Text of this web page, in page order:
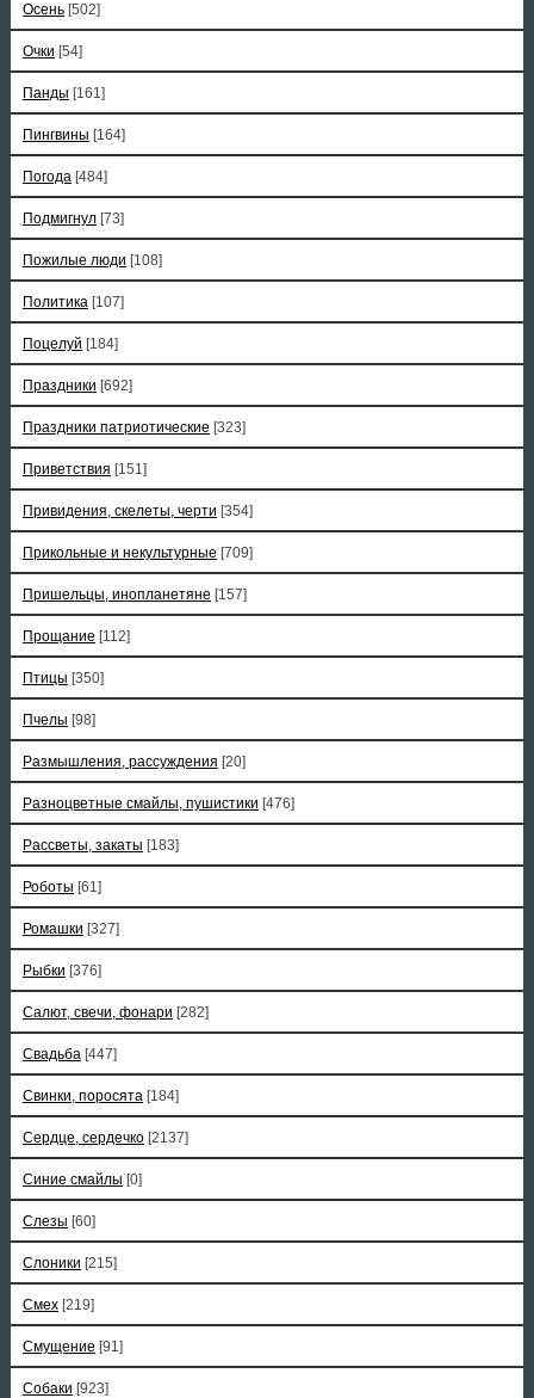
Осень [502]
Очки [54]
Панды [161]
Пингвины [164]
Погода [484]
Подмигнул [73]
Пожилые люди [108]
Политика [107]
Поцелуй [184]
Праздники [692]
Праздники патриотические [323]
Приветствия [151]
Привидения, скелеты, черти [354]
Прикольные и некультурные [709]
Пришельцы, инопланетяне [157]
Прощание [112]
Птицы [350]
Пчелы [98]
Размышления, рассуждения [20]
Разноцветные смайлы, пушистики [476]
Рассветы, закаты [183]
Роботы [61]
Ромашки [327]
Рыбки [376]
Салют, свечи, фонари [282]
Свадьба [447]
Свинки, поросята [184]
Сердце, сердечко [2137]
Синие смайлы [0]
Слезы [60]
Слоники [215]
Смех [219]
Смущение [91]
Собаки [923]